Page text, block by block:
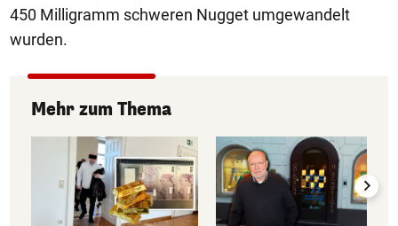
450 Milligramm schweren Nugget umgewandelt
wurden.
Mehr zum Thema